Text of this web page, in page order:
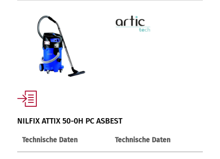
NILFIX ATTIX 50-0H PC ASBEST
Technische Daten Technische Daten